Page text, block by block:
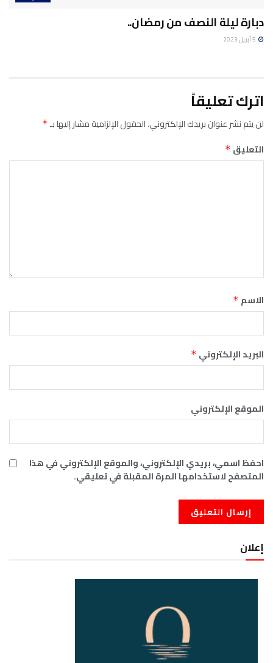
دبارة ليلة النصف من رمضان..
اترك تعليقاً
لن يتم نشر عنوان بريدك الإلكتروني.الحقول الإلزامية مشار إليها بـ*
التعليق *
الاسم *
البريد الإلكتروني *
الموقع الإلكتروني
احفظ اسمي، بريدي الإلكتروني، والموقع الإلكتروني في هذا
المتصفح لاستخدامها المرة المقبلة في تعليقي.
إعلان